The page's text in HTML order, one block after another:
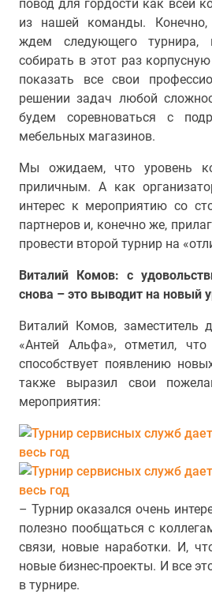
повод для гордости как всей
из нашей команды.
ждем следующего турнира,
собирать в этот раз
показать все свои
решении задач любой
будем соревноваться с
мебельных магазинов.
Мы ожидаем, что уровень
приличным. А как
интерес к мероприятию со
партнеров и, конечно же,
провести второй турнир на
Виталий Комов: с
снова – это выводит на новый
Виталий Комов, заместитель
«Антей Альфа», отметил,
способствует появлению
также выразил свои
мероприятия:
– Турнир оказался очень
полезно пообщаться с
связи, новые наработки. И,
новые бизнес-проекты. И все
в турнире.